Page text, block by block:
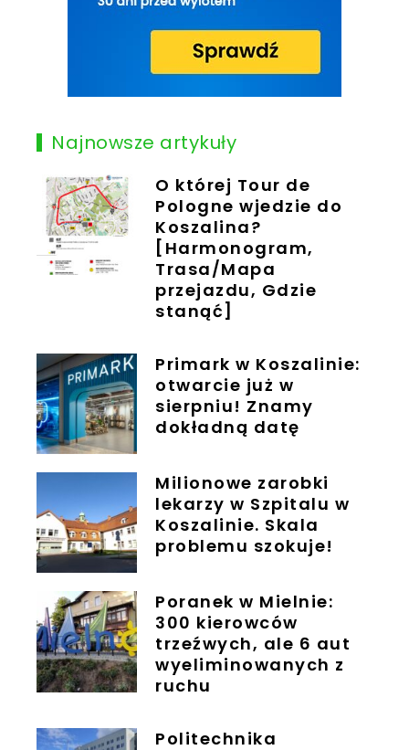
Najnowsze artykuły
O której Tour de
Pologne wjedzie do
Koszalina?
[Harmonogram,
Trasa/Mapa
przejazdu, Gdzie
stanąć]
Primark w Koszalinie:
otwarcie już w
sierpniu! Znamy
dokładną datę
Milionowe zarobki
lekarzy w Szpitalu w
Koszalinie. Skala
problemu szokuje!
Poranek w Mielnie:
300 kierowców
trzeźwych, ale 6 aut
wyeliminowanych z
ruchu
Politechnika